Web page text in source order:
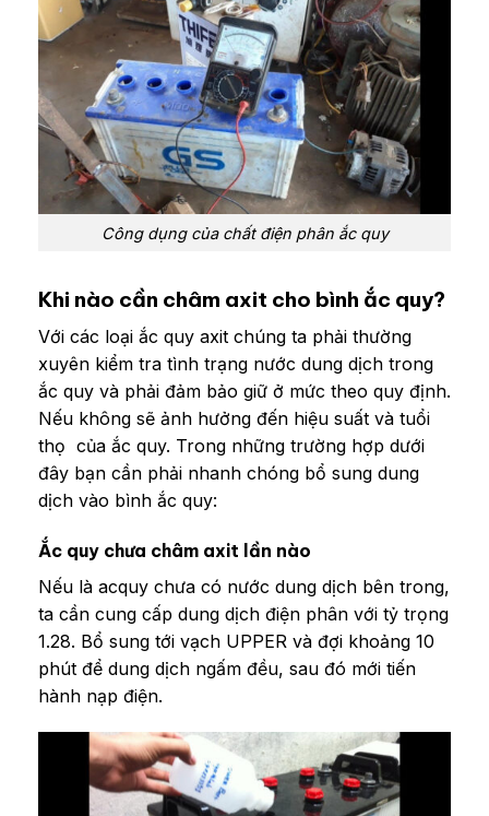
Công dụng của chất điện phân ắc quy
Khi nào cần châm axit cho bình ắc quy?
Với các loại ắc quy axit chúng ta phải thường
xuyên kiểm tra tình trạng nước dung dịch trong
ắc quy và phải đảm bảo giữ ở mức theo quy định.
Nếu không sẽ ảnh hưởng đến hiệu suất và tuổi
thọ của ắc quy. Trong những trường hợp dưới
đây bạn cần phải nhanh chóng bổ sung dung
dịch vào bình ắc quy:
Ắc quy chưa châm axit lần nào
Nếu là acquy chưa có nước dung dịch bên trong,
ta cần cung cấp dung dịch điện phân với tỷ trọng
1.28. Bổ sung tới vạch UPPER và đợi khoảng 10
phút để dung dịch ngấm đều, sau đó mới tiến
hành nạp điện.